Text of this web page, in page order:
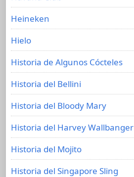
Heineken
Hielo
Historia de Algunos Cócteles
Historia del Bellini
Historia del Bloody Mary
Historia del Harvey Wallbanger
Historia del Mojito
Historia del Singapore Sling